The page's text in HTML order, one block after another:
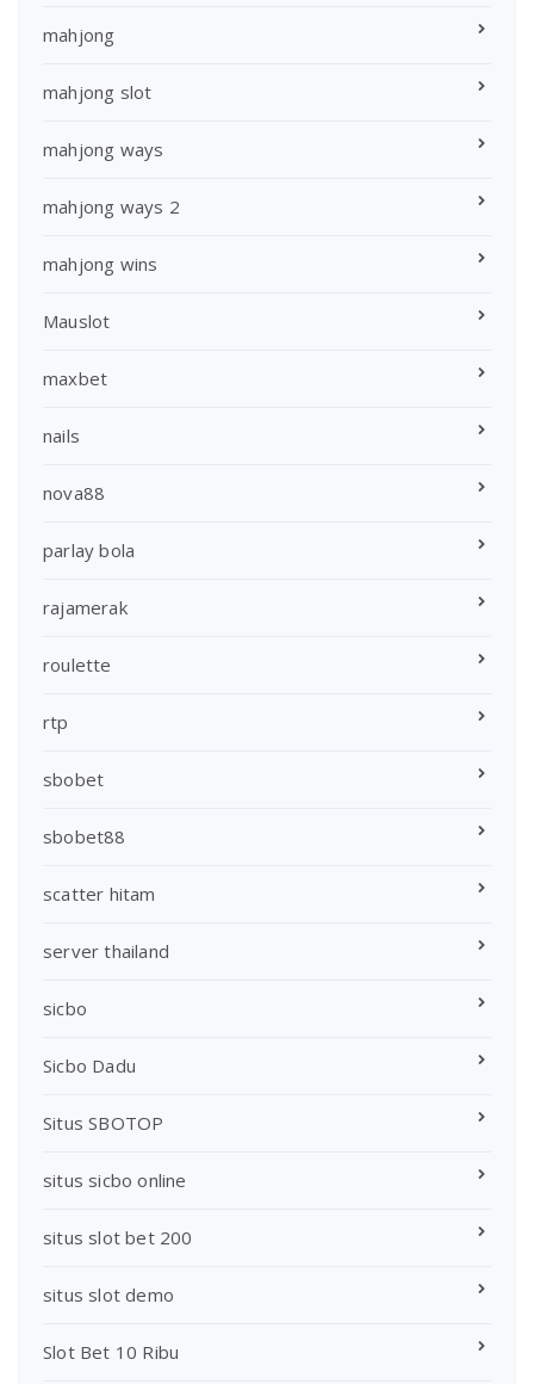
mahjong
mahjong slot
mahjong ways
mahjong ways 2
mahjong wins
Mauslot
maxbet
nails
nova88
parlay bola
rajamerak
roulette
rtp
sbobet
sbobet88
scatter hitam
server thailand
sicbo
Sicbo Dadu
Situs SBOTOP
situs sicbo online
situs slot bet 200
situs slot demo
Slot Bet 10 Ribu